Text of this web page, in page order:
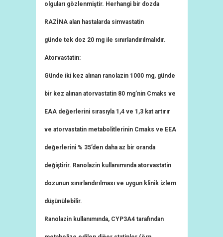
olguları gözlenmiştir. Herhangi bir dozda
RAZİNA alan hastalarda simvastatin
günde tek doz 20 mg ile sınırlandırılmalıdır.
Atorvastatin:
Günde iki kez alınan ranolazin 1000 mg, günde
bir kez alınan atorvastatin 80 mg’nin Cmaks ve
EAA değerlerini sırasıyla 1,4 ve 1,3 kat artırır
ve atorvastatin metabolitlerinin Cmaks ve EEA
değerlerini % 35’den daha az bir oranda
değiştirir. Ranolazin kullanımında atorvastatin
dozunun sınırlandırılması ve uygun klinik izlem
düşünülebilir.
Ranolazin kullanımında, CYP3A4 tarafından